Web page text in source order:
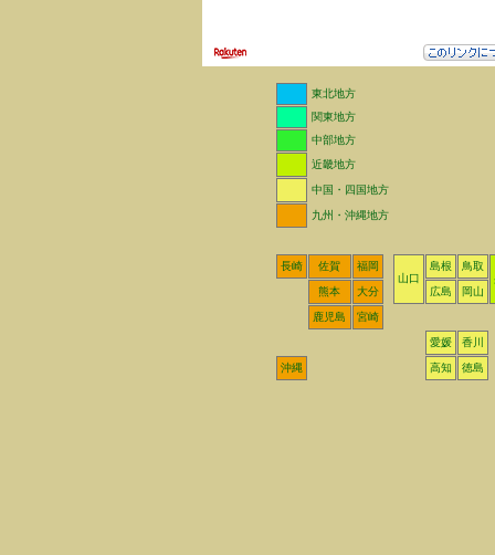
東北地方
関東地方
中部地方
近畿地方
中国・四国地方
九州・沖縄地方
長崎 佐賀
福岡
山口
島根
鳥取
熊本
大分 広島 岡山
鹿児島 宮崎
愛媛 香川
沖縄 高知 徳島